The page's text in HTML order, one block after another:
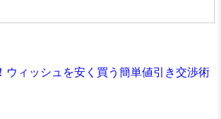
ウィッシュを安く買う簡単値引き交渉術